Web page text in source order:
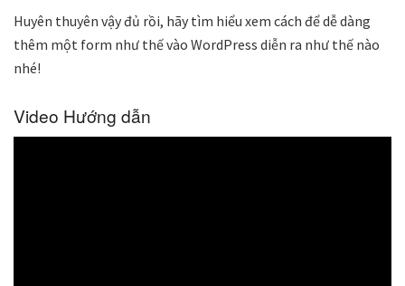
Huyên thuyên vậy đủ rồi, hãy tìm hiểu xem cách để dễ dàng
thêm một form như thế vào WordPress diễn ra như thế nào
nhé!
Video Hướng dẫn